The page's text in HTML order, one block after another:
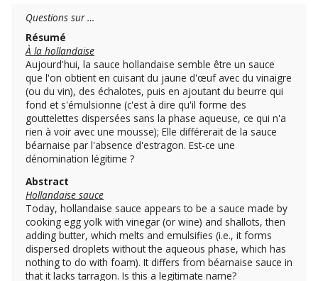
Questions sur …
Résumé
À la hollandaise
Aujourd'hui, la sauce hollandaise semble être un sauce
que l'on obtient en cuisant du jaune d'œuf avec du vinaigre
(ou du vin), des échalotes, puis en ajoutant du beurre qui
fond et s'émulsionne (c'est à dire qu'il forme des
gouttelettes dispersées sans la phase aqueuse, ce qui n'a
rien à voir avec une mousse); Elle différerait de la sauce
béarnaise par l'absence d'estragon. Est-ce une
dénomination légitime ?
Abstract
Hollandaise sauce
Today, hollandaise sauce appears to be a sauce made by
cooking egg yolk with vinegar (or wine) and shallots, then
adding butter, which melts and emulsifies (i.e., it forms
dispersed droplets without the aqueous phase, which has
nothing to do with foam). It differs from béarnaise sauce in
that it lacks tarragon. Is this a legitimate name?